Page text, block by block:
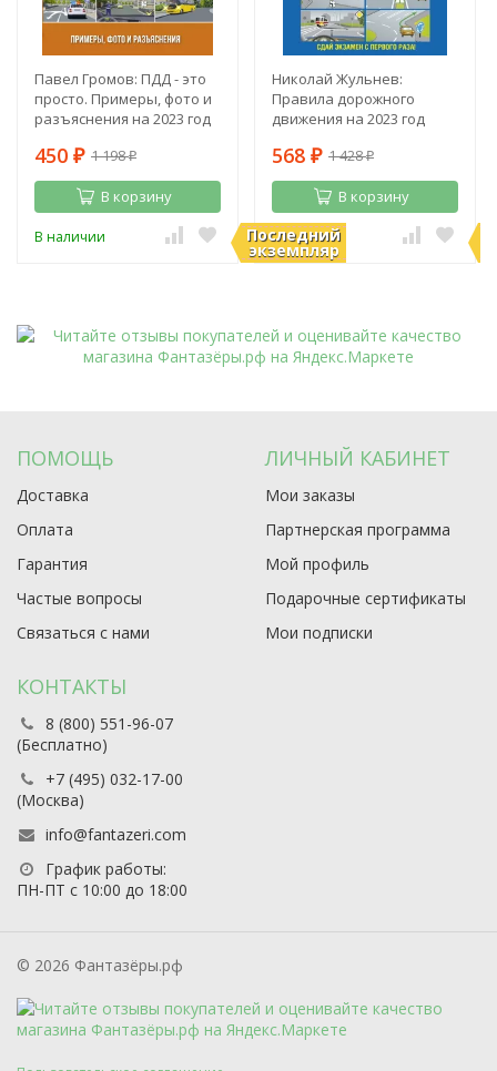
Павел Громов: ПДД - это
просто. Примеры, фото и
разъяснения на 2023 год
450 ₽ 1 198₽
В корзину
В наличии Последний
экземпляр
Николай Жульнев:
Правила дорожного
движения на 2023 год
568 ₽ 1 428₽
В корзину
В наличии
ПОМОЩЬ
Доставка
Оплата
Гарантия
Частые вопросы
Связаться с нами
ЛИЧНЫЙ КАБИНЕТ
Мои заказы
Партнерская программа
Мой профиль
Подарочные сертификаты
Мои подписки
КОНТАКТЫ
8 (800) 551-96-07
(Бесплатно)
+7 (495) 032-17-00
(Москва)
info@fantazeri.com
График работы:
ПН-ПТ с 10:00 до 18:00
© 2026 Фантазёры.рф